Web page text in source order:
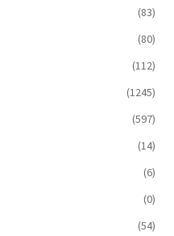
(83)
(80)
(112)
(1245)
(597)
(14)
(6)
(0)
(54)